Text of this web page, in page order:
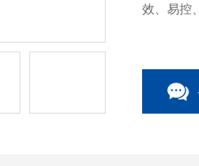
效、易控